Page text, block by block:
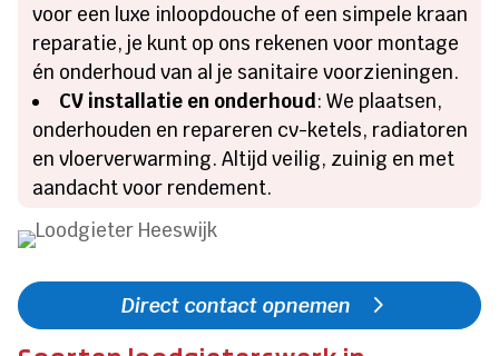
voor een luxe inloopdouche of een simpele kraan
reparatie, je kunt op ons rekenen voor montage
én onderhoud van al je sanitaire voorzieningen.
CV installatie en onderhoud: We plaatsen,
onderhouden en repareren cv-ketels, radiatoren
en vloerverwarming. Altijd veilig, zuinig en met
aandacht voor rendement.
Direct contact opnemen